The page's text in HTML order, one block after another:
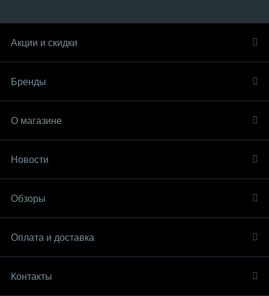
Акции и скидки
Бренды
О магазине
Новости
Обзоры
Оплата и доставка
Контакты